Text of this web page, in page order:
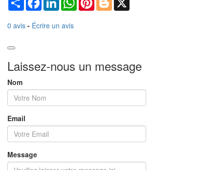
0 avis - Écrire un avis
Laissez-nous un message
Nom
Email
Message